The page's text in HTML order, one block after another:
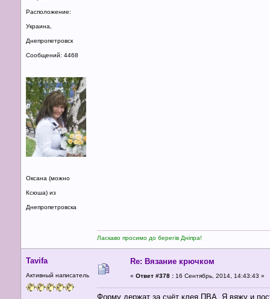
Расположение:
Украина,
Днепропетровск
Сообщений: 4468
Оксана (можно
Ксюша) из
Днепропетровска
Ласкаво просимо до берегів Дніпра!
Tavifa
Активный написатель
Re: Вязание крючком
« Ответ #378 : 16 Сентябрь, 2014, 14:43:43 »
Форму держат за счёт клея ПВА. Я вяжу и